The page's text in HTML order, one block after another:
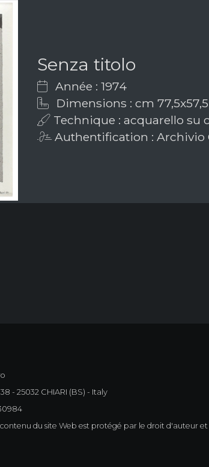
Senza titolo
Année : 1974
Dimensions : cm 77,5x57,5
Technique : acquarello su
Authentification : Archivio
- 25032 CHIARI (BS) - Italy
du site Web est protégé par le droit d'auteur